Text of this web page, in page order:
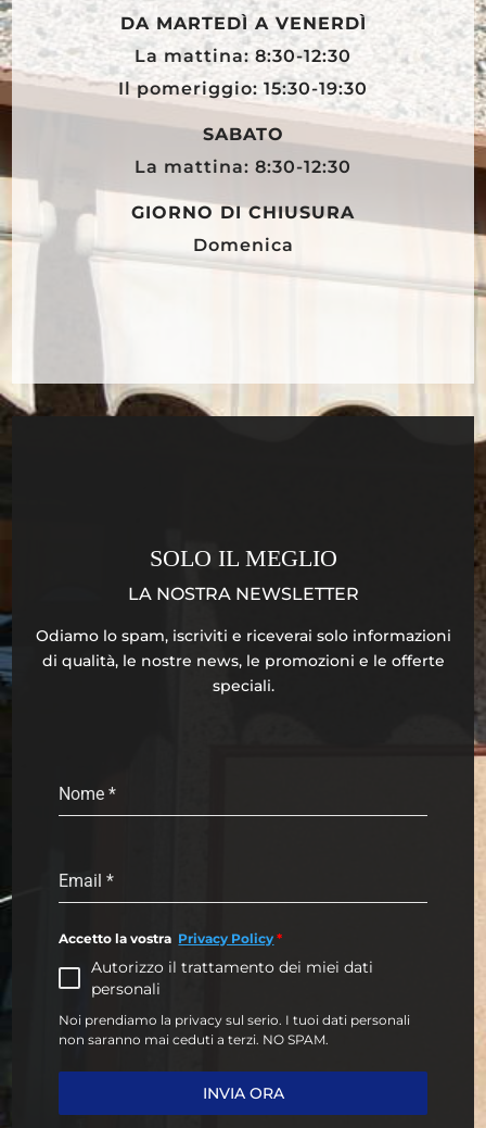
DA MARTEDÌ A VENERDÌ
La mattina: 8:30-12:30
Il pomeriggio: 15:30-19:30
SABATO
La mattina: 8:30-12:30
GIORNO DI CHIUSURA
Domenica
SOLO IL MEGLIO
LA NOSTRA NEWSLETTER
Odiamo lo spam, iscriviti e riceverai solo informazioni
di qualità, le nostre news, le promozioni e le offerte
speciali.
Nome*
Email*
Accetto la vostra Privacy Policy *
Autorizzo il trattamento dei miei dati
personali
Noi prendiamo la privacy sul serio. I tuoi dati personali
non saranno mai ceduti a terzi. NO SPAM.
INVIA ORA